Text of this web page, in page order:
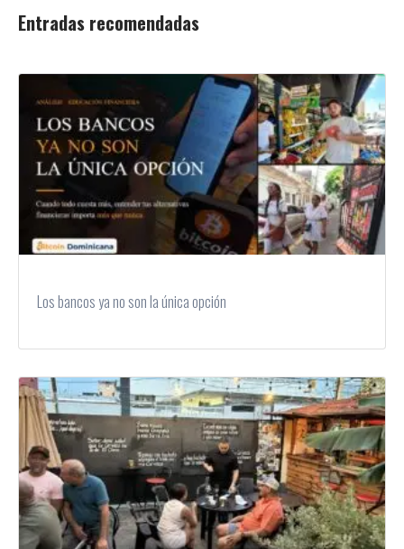
Entradas recomendadas
Los bancos ya no son la única opción